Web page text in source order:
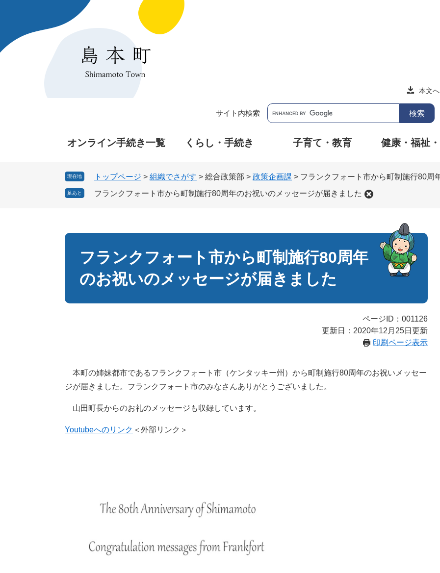
先
を
本文へ
サイト内検索
オンライン手続き一覧 くらし・手続き 子育て・教育 健康・福祉
現在地 トップページ > 組織でさがす > 総合政策部 > 政策企画課 > フランクフォート市から町制施行80周
足あと フランクフォート市から町制施行80周年のお祝いのメッセージが届きました
フランクフォート市から町制施行80周年
のお祝いのメッセージが届きました
ページID：001126
更新日：2020年12月25日更新
印刷ページ表示
本町の姉妹都市であるフランクフォート市（ケンタッキー州）から町制施行80周年のお祝いメッセー
ジが届きました。フランクフォート市のみなさんありがとうございました。
山田町長からのお礼のメッセージも収録しています。
Youtubeへのリンク ＜外部リンク＞